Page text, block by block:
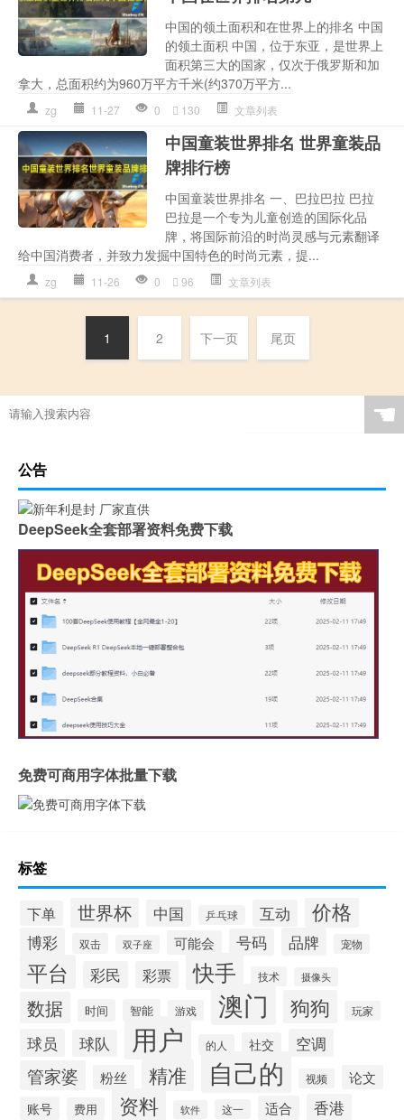
中国的领土面积和在世界上的排名 中国
的领土面积 中国，位于东亚，是世界上
面积第三大的国家，仅次于俄罗斯和加
拿大，总面积约为960万平方千米(约370万平方...
zg 11-27 0 130 文章列表
中国童装世界排名 世界童装品
牌排行榜
中国童装世界排名 一、巴拉巴拉 巴拉
巴拉是一个专为儿童创造的国际化品
牌，将国际前沿的时尚灵感与元素翻译
给中国消费者，并致力发掘中国特色的时尚元素，提...
zg 11-26 0 96 文章列表
1 2 下一页 尾页
☚
公告
DeepSeek全套部署资料免费下载
免费可商用字体批量下载
标签
下单 世界杯 中国 乒乓球 互动 价格
博彩 双击 双子座 可能会 号码 品牌 宠物
平台 彩民 彩票 快手 技术 摄像头
数据 时间 智能 游戏 澳门 狗狗 玩家
球员 球队 用户 的人 社交 空调
管家婆 粉丝 精准 自己的 视频 论文
账号 费用 资料 软件 这一 适合 香港